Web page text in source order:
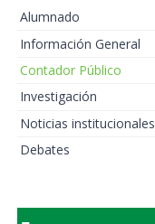
Alumnado
Información General
Contador Público
Investigación
Noticias institucionales
Debates